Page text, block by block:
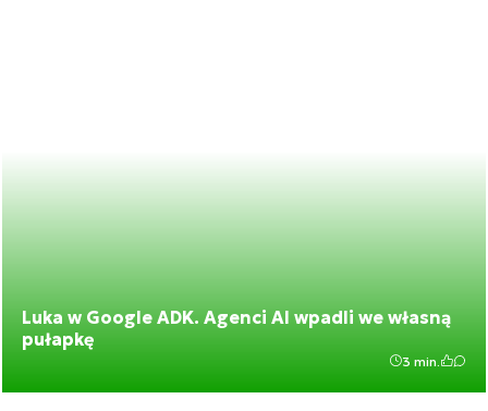
Luka w Google ADK. Agenci AI wpadli we własną
pułapkę
3 min.